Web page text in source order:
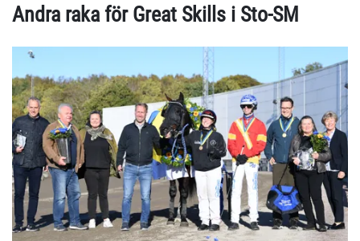
Andra raka för Great Skills i Sto-SM